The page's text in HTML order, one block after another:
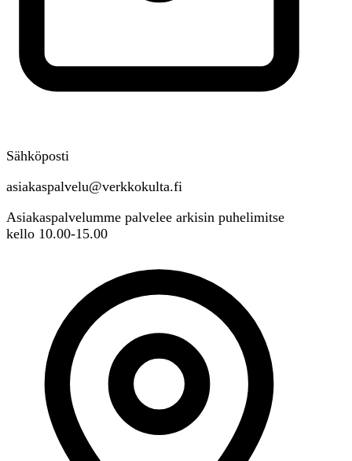
Sähköposti
asiakaspalvelu@verkkokulta.fi
Asiakaspalvelumme palvelee arkisin puhelimitse
kello 10.00-15.00